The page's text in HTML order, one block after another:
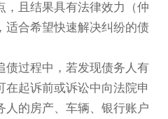
，且结果具有法律效力（仲
适合希望快速解决纠纷的债
债过程中，若发现债务人有
起诉前或诉讼中向法院申
人的房产、车辆、银行账户